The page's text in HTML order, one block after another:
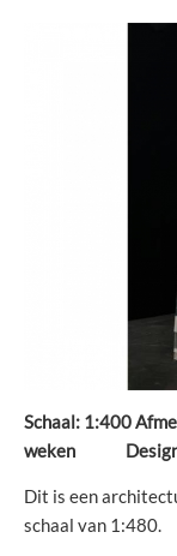
Schaal: 1:400
weken
Dit is een
schaal van 1:480.